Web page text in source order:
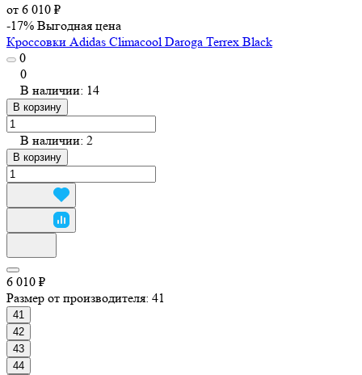
от 6 010 ₽
-17% Выгодная цена
Кроссовки Adidas Climacool Daroga Terrex Black
0
0
В наличии: 14
В корзину
В наличии: 2
В корзину
6 010 ₽
Размер от производителя: 41
41
42
43
44